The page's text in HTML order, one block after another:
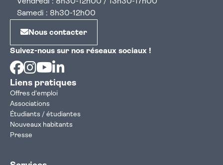
Samedi : 8h30-12h00
Nous contacter
Suivez-nous sur nos réseaux sociaux !
Facebook
Instagram
Youtube
Liens pratiques
Offres d'emploi
Associations
Étudiants / étudiantes
Nouveaux habitants
Presse